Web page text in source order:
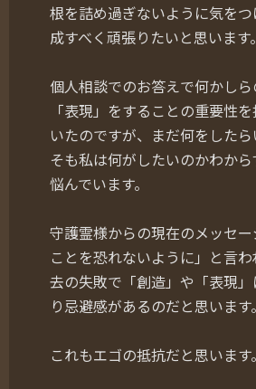
根を詰め過ぎないように気を
成すべく頑張りたいと思います。
個人相談でのお答えで何かし
「表現」をすることの重要性
いたのですが、まだ何をした
そも私は何がしたいのかわか
悩んでいます。
守護霊様からの現在のメッセ
ことを恐れないように」と言
去の失敗で「創造」や「表現
り忌避感があるのだと思います。
これもエゴの抵抗だと思います。